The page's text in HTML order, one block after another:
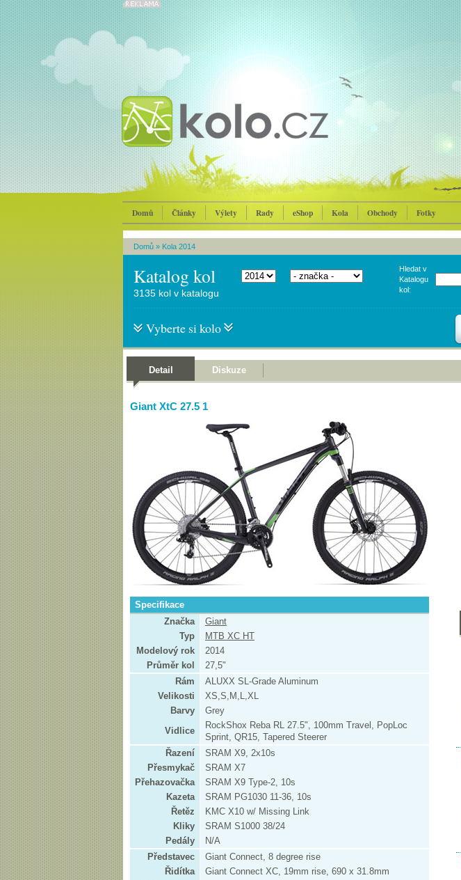
Domů Články Výlety Rady eShop Kola Obchody Fotky
Domů » Kola 2014
Katalog kol
Hledat v
Katalogu
kol:
3135 kol v katalogu
Vyberte si kolo
Detail Diskuze
Giant XtC 27.5 1
Specifikace
Značka
Giant
Typ
MTB XC HT
Modelový rok
2014
Průměr kol
27,5"
Rám
ALUXX SL-Grade Aluminum
Velikosti
XS,S,M,L,XL
Barvy
Grey
Vidlice
RockShox Reba RL 27.5", 100mm Travel, PopLoc
Sprint, QR15, Tapered Steerer
Řazení
SRAM X9, 2x10s
Přesmykač
SRAM X7
Přehazovačka
SRAM X9 Type-2, 10s
Kazeta
SRAM PG1030 11-36, 10s
Řetěz
KMC X10 w/ Missing Link
Kliky
SRAM S1000 38/24
Pedály
N/A
Představec
Giant Connect, 8 degree rise
Řidítka
Giant Connect XC, 19mm rise, 690 x 31.8mm